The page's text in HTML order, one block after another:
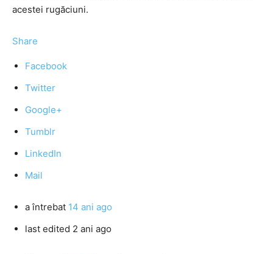
acestei rugăciuni.
Share
Facebook
Twitter
Google+
Tumblr
LinkedIn
Mail
a întrebat 14 ani ago
last edited 2 ani ago